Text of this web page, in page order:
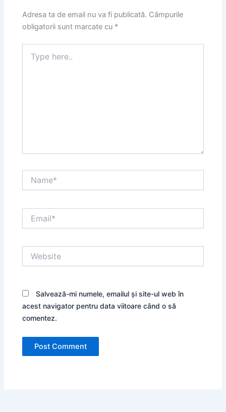
Adresa ta de email nu va fi publicată. Câmpurile
obligatorii sunt marcate cu *
here..
Salvează-mi numele, emailul și site-ul web în
acest navigator pentru data viitoare când o să
comentez.